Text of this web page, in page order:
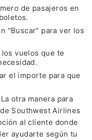
de pasajeros en
"Buscar" para ver los
vuelos que te
el importe para que
La otra manera para
Southwest Airlines
al cliente donde
ayudarte según tu